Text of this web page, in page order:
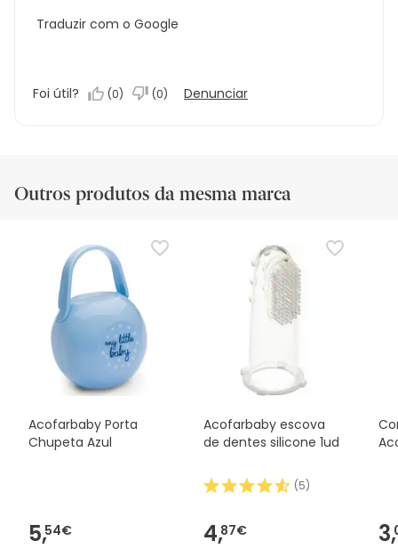
Traduzir com o Google
Foi útil? (0) (0) Denunciar
Outros produtos da mesma marca
Acofarbaby Porta
Chupeta Azul
5,54€
Acofarbaby escova
de dentes silicone 1ud
(5)
4,87€ 3,